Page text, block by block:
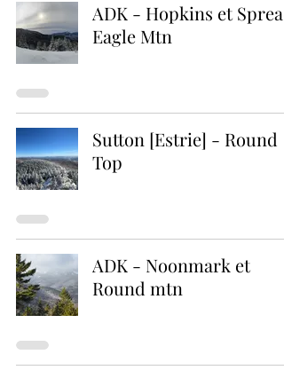
ADK - Hopkins et Spread
Eagle Mtn
Sutton [Estrie] - Round
Top
ADK - Noonmark et
Round mtn